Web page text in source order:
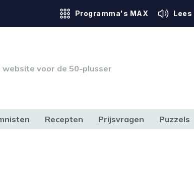
Programma's MAX Lees
website voor de 50-plusser
Recepten Prijsvragen Puzzels